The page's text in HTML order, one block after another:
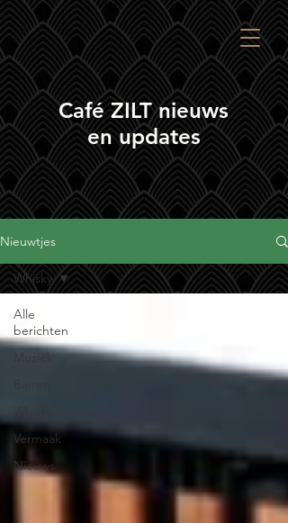
Café ZILT nieuws
en updates
Nieuwtjes
Alle
berichten
Muziek
Vermaak
Nieuws
Whisky